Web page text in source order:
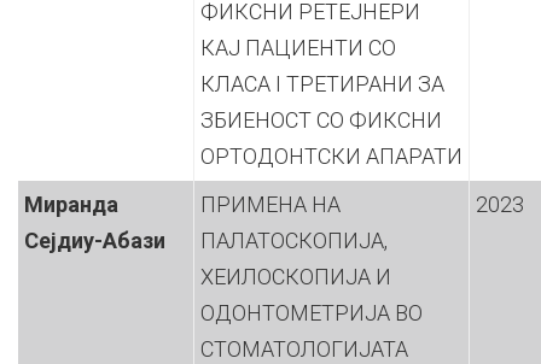
ФИКСНИ РЕТЕЈНЕРИ
КАЈ ПАЦИЕНТИ СО
КЛАСА I ТРЕТИРАНИ ЗА
ЗБИЕНОСТ СО ФИКСНИ
ОРТОДОНТСКИ АПАРАТИ
Миранда
Сејдиу-Абази
ПРИМЕНА НА
ПАЛАТОСКОПИЈА,
ХЕИЛОСКОПИЈА И
ОДОНТОМЕТРИЈА ВО
СТОМАТОЛОГИЈАТА
2023